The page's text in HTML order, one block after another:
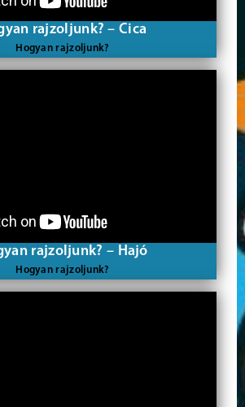
rajzoljunk? – Cica
Hogyan rajzoljunk?
rajzoljunk? – Hajó
Hogyan rajzoljunk?